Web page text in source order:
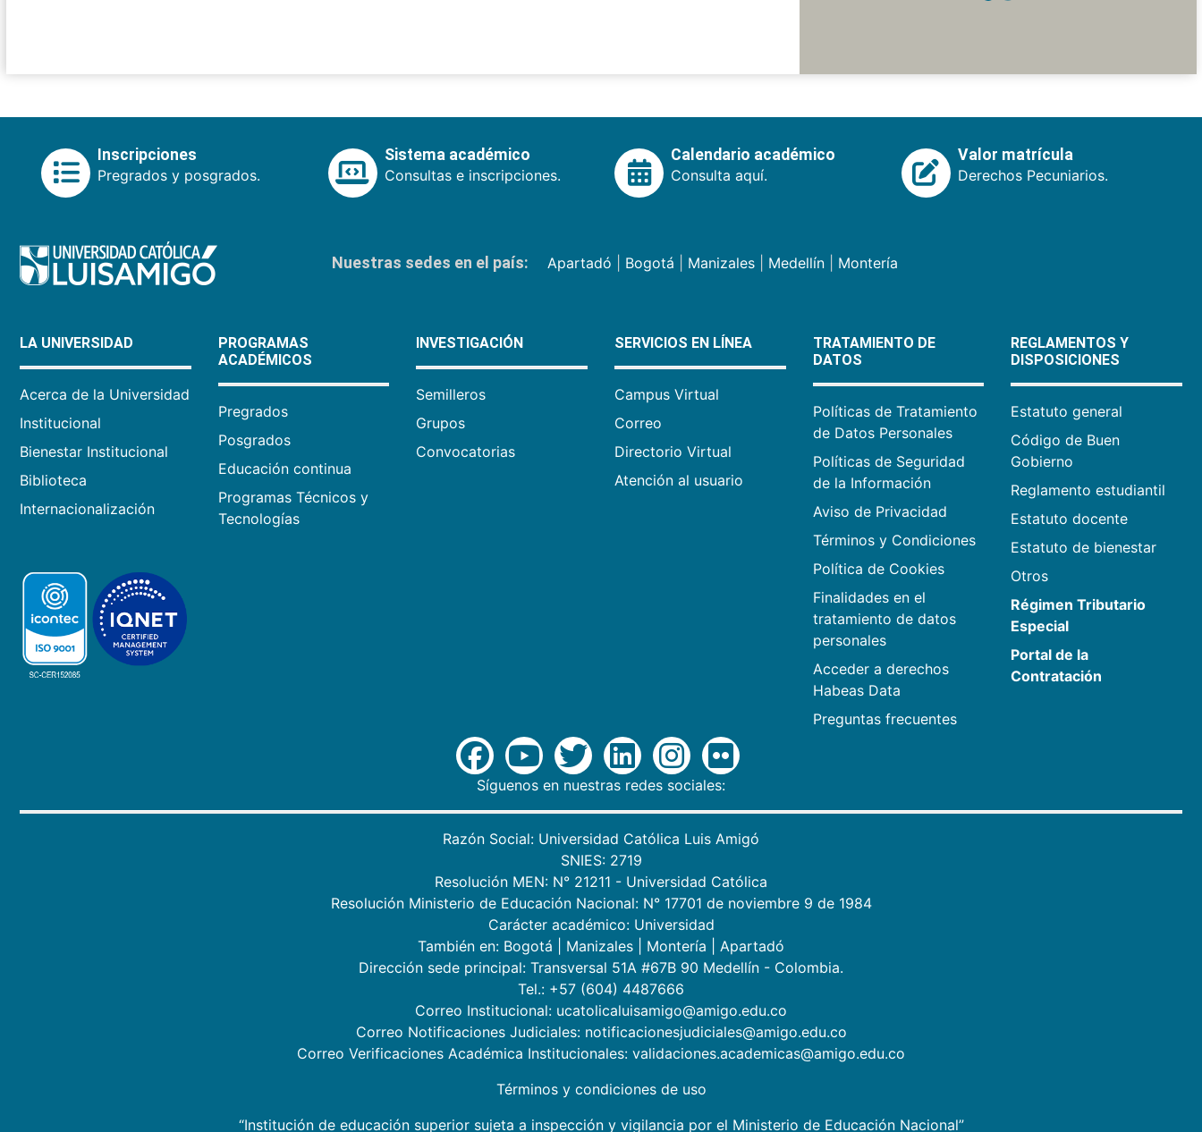
Inscripciones
Pregrados y posgrados.
Sistema académico
Consultas e inscripciones.
Calendario académico
Consulta aquí.
Valor matrícula
Derechos Pecuniarios.
Nuestras sedes en el país: Apartadó Bogotá Manizales| Medellín| Montería
LA UNIVERSIDAD
Acerca de la Universidad
Institucional
Bienestar Institucional
Biblioteca
Internacionalización
PROGRAMAS
ACADÉMICOS
Pregrados
Posgrados
Educación continua
Programas Técnicos y
Tecnologías
INVESTIGACIÓN
Semilleros
Grupos
Convocatorias
SERVICIOS EN LÍNEA
Campus Virtual
Correo
Directorio Virtual
Atención al usuario
TRATAMIENTO DE
DATOS
Políticas de Tratamiento
de Datos Personales
Políticas de Seguridad
de la Información
Aviso de Privacidad
Términos y Condiciones
Política de Cookies
Finalidades en el
tratamiento de datos
personales
Acceder a derechos
Habeas Data
Preguntas frecuentes
REGLAMENTOS Y
DISPOSICIONES
Estatuto general
Código de Buen
Gobierno
Reglamento estudiantil
Estatuto docente
Estatuto de bienestar
Otros
Régimen Tributario
Especial
Portal de la
Contratación
Síguenos en nuestras redes sociales:
Razón Social: Universidad Católica Luis Amigó
SNIES: 2719
Resolución MEN: N° 21211 - Universidad Católica
Resolución Ministerio de Educación Nacional: N° 17701 de noviembre 9 de 1984
Carácter académico: Universidad
También en: Bogotá Manizales Montería
Apartadó
Dirección sede principal: Transversal 51A #67B 90 Medellín - Colombia.
Tel.: +57 (604) 4487666
Correo Institucional: ucatolicaluisamigo@amigo.edu.co
Correo Notificaciones Judiciales: notificacionesjudiciales@amigo.edu.co
Correo Verificaciones Académica Institucionales: validaciones.academicas@amigo.edu.co
Términos y condiciones de uso
“Institución de educación superior sujeta a inspección y vigilancia por el Ministerio de Educación Nacional”